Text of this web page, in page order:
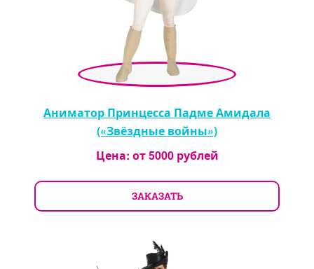
Аниматор Принцесса Падме Амидала
(«Звёздные войны»)
Цена: от5000рублей
ЗАКАЗАТЬ